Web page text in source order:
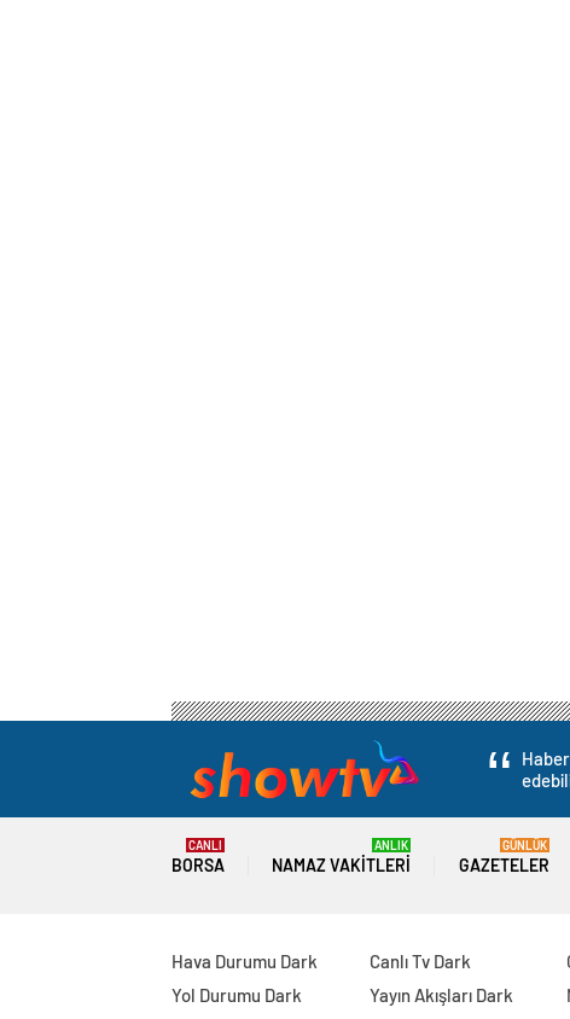
BORSA
CANLI
NAMAZ VAKITLERI
ANLIK
GAZETELER
GÜNLÜK
Hava Durumu Dark
Yol Durumu Dark
Canlı Tv Dark
Yayın Akışları Dark